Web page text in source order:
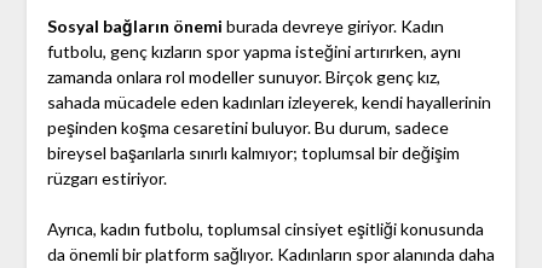
Sosyal bağların önemi burada devreye giriyor. Kadın
futbolu, genç kızların spor yapma isteğini artırırken, aynı
zamanda onlara rol modeller sunuyor. Birçok genç kız,
sahada mücadele eden kadınları izleyerek, kendi hayallerinin
peşinden koşma cesaretini buluyor. Bu durum, sadece
bireysel başarılarla sınırlı kalmıyor; toplumsal bir değişim
rüzgarı estiriyor.
Ayrıca, kadın futbolu, toplumsal cinsiyet eşitliği konusunda
da önemli bir platform sağlıyor. Kadınların spor alanında daha